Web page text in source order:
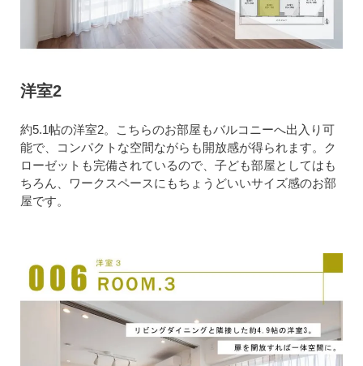
洋室2
約5.1帖の洋室2。こちらのお部屋もバルコニーへ出入り可
能で、コンパクトな空間ながらも開放感が得られます。ク
ローゼットも完備されているので、子ども部屋としてはも
ちろん、ワークスペースにもちょうどいいサイズ感のお部
屋です。